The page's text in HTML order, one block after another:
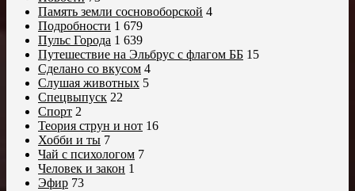
Память земли сосновоборской 4
Подробности 1 679
Пульс Города 1 639
Путешествие на Эльбрус с флагом ББ 15
Сделано со вкусом 4
Слушая животных 5
Спецвыпуск 22
Спорт 2
Теория струн и нот 16
Хобби и ты 7
Чай с психологом 7
Человек и закон 1
Эфир 73